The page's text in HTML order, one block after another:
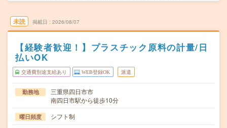
未読 掲載日 2026/08/07
【経験者歓迎！】プラスチック原料の計量/日
払いOK
交通費別途支給あり WEB登録OK 派遣
勤務地
三重県四日市市
南四日市駅から徒歩10分
曜日頻度 シフト制